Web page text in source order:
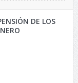
DE LOS